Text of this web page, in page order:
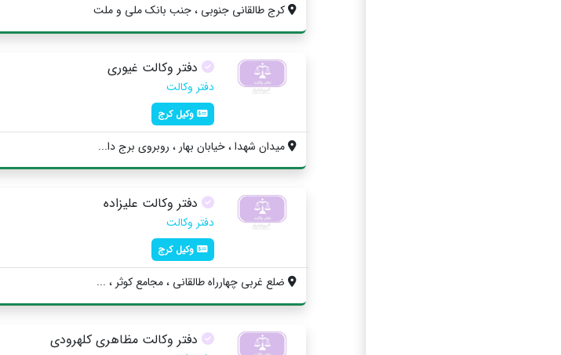
کرج طالقانی جنوبی ، جنب بانک ملی و ملت
دفتر وکالت غیوری
دفتر وکالت
وکیل کرج
ميدان شهدا ، خيابان بهار ، روبروي برج دا...
دفتر وکالت علیزاده
دفتر وکالت
وکیل کرج
ضلع غربي چهارراه طالقاني ، مجامع كوثر ، ...
دفتر وکالت مظاهری کلهرودی